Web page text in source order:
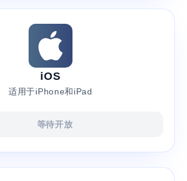
iOS
适用于iPhone和iPad
等待开放